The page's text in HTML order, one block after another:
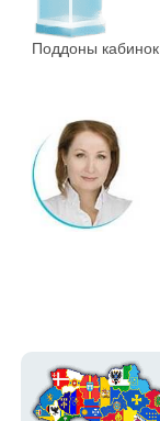
Поддоны кабинок